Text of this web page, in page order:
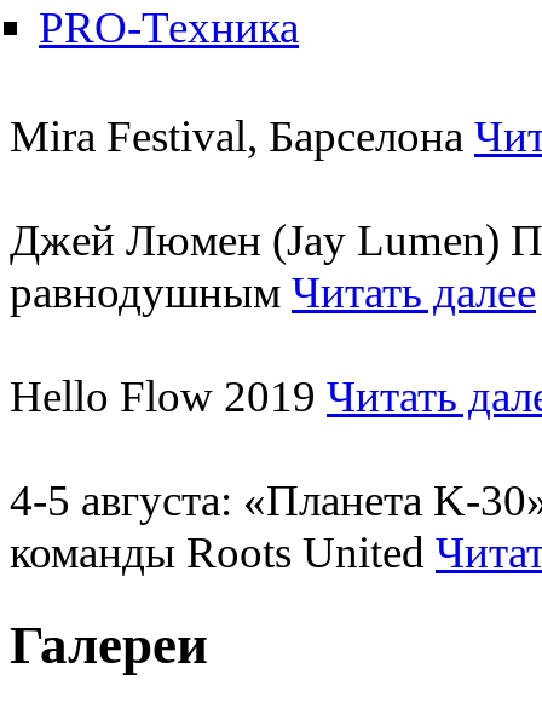
PRO-Техника
Mira Festival, Барселона
Джей Люмен (Jay Lumen)
равнодушным Читать далее
Hello Flow 2019 Читать
4-5 августа: «Планета K-
команды Roots United
Галереи